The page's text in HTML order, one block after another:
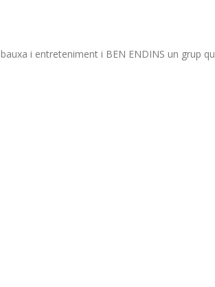
i entreteniment i BEN ENDINS un grup